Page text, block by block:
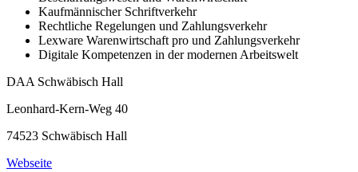
Kaufmännischer Schriftverkehr
Rechtliche Regelungen und Zahlungsverkehr
Lexware Warenwirtschaft pro und Zahlungsverkehr
Digitale Kompetenzen in der modernen Arbeitswelt
DAA Schwäbisch Hall
Leonhard-Kern-Weg 40
74523 Schwäbisch Hall
Webseite